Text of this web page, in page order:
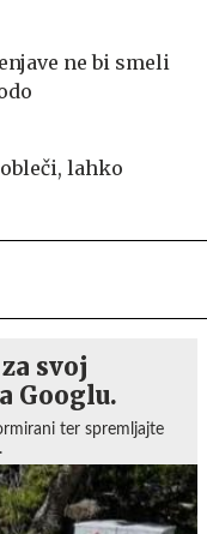
ne bi smeli
lahko
svoj
Googlu.
ter spremljajte